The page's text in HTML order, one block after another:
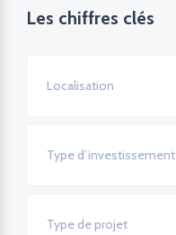
Les chiffres clés
Localisation
Type d’investissement
Type de projet